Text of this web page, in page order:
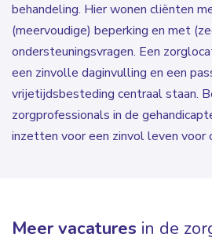
behandeling. Hier wonen cliënten
(meervoudige) beperking en met
ondersteuningsvragen. Een
een zinvolle daginvulling en een
vrijetijdsbesteding centraal staan.
zorgprofessionals in de
inzetten voor een zinvol leven voor
Meer vacatures in de